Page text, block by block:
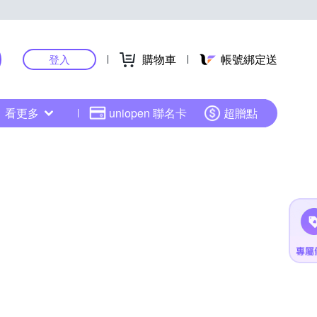
登入 購物車 帳號綁定送
看更多 uniopen 聯名卡 超贈點